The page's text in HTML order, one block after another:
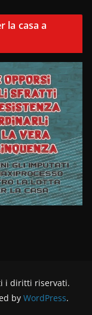
la casa a
i diritti riservati.
by WordPress.